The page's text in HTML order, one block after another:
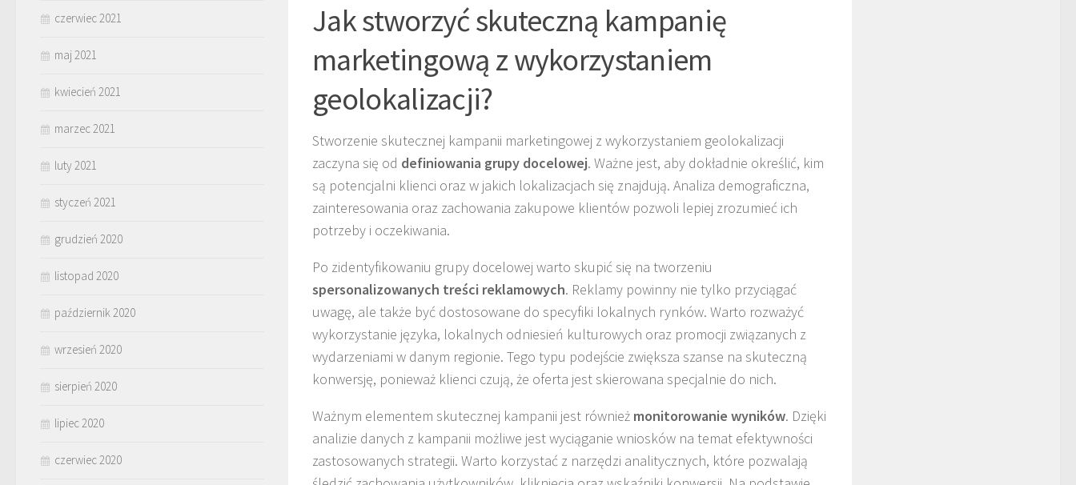
Jak stworzyć skuteczną kampanię
marketingową z wykorzystaniem
geolokalizacji?
Stworzenie skutecznej kampanii marketingowej z wykorzystaniem geolokalizacji
zaczyna się od definiowania grupy docelowej. Ważne jest, aby dokładnie określić, kim
są potencjalni klienci oraz w jakich lokalizacjach się znajdują. Analiza demograficzna,
zainteresowania oraz zachowania zakupowe klientów pozwoli lepiej zrozumieć ich
potrzeby i oczekiwania.
Po zidentyfikowaniu grupy docelowej warto skupić się na tworzeniu
spersonalizowanych treści reklamowych. Reklamy powinny nie tylko przyciągać
uwagę, ale także być dostosowane do specyfiki lokalnych rynków. Warto rozważyć
wykorzystanie języka, lokalnych odniesień kulturowych oraz promocji związanych z
wydarzeniami w danym regionie. Tego typu podejście zwiększa szanse na skuteczną
konwersję, ponieważ klienci czują, że oferta jest skierowana specjalnie do nich.
Ważnym elementem skutecznej kampanii jest również monitorowanie wyników. Dzięki
analizie danych z kampanii możliwe jest wyciąganie wniosków na temat efektywności
zastosowanych strategii. Warto korzystać z narzędzi analitycznych, które pozwalają
czerwiec 2021
maj 2021
kwiecień 2021
marzec 2021
luty 2021
styczeń 2021
grudzień 2020
listopad 2020
październik 2020
wrzesień 2020
sierpień 2020
lipiec 2020
czerwiec 2020